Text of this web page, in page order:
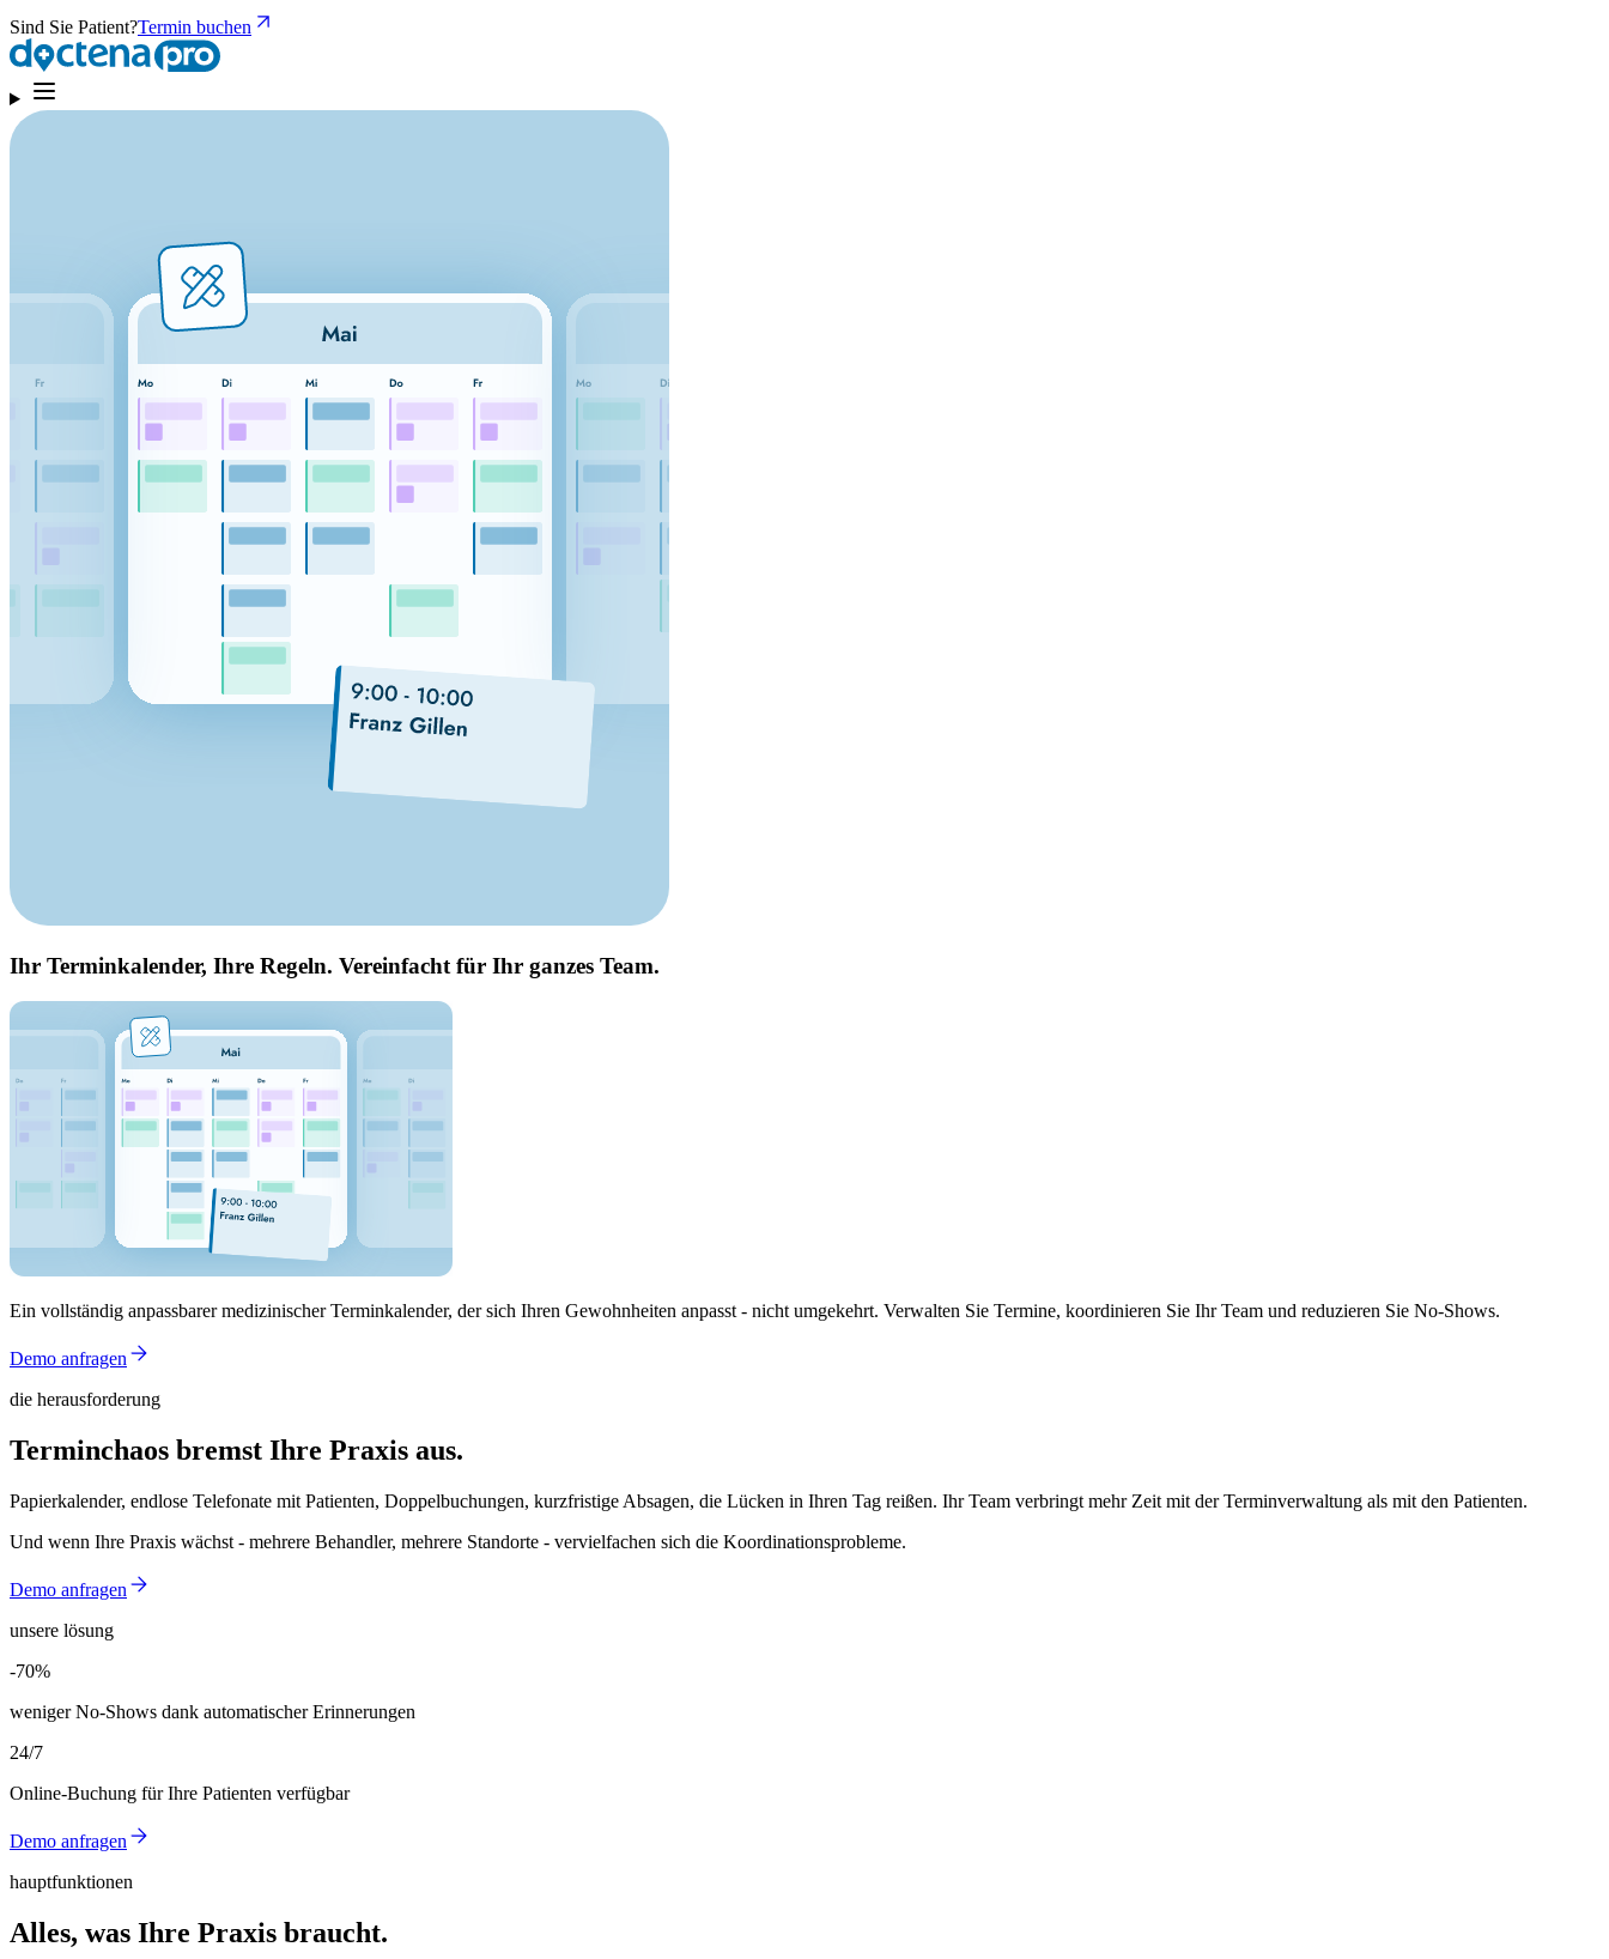
Sind Sie Patient?Termin buchen
Ihr Terminkalender, Ihre Regeln. Vereinfacht für Ihr ganzes Team.
Ein vollständig anpassbarer medizinischer Terminkalender, der sich Ihren Gewohnheiten anpasst - nicht umgekehrt. Verwalten Sie Termine, koordinieren Sie Ihr Team und reduzieren Sie No-Shows.
Demo anfragen
die herausforderung
Terminchaos bremst Ihre Praxis aus.
Papierkalender, endlose Telefonate mit Patienten, Doppelbuchungen, kurzfristige Absagen, die Lücken in Ihren Tag reißen. Ihr Team verbringt mehr Zeit mit der Terminverwaltung als mit den Patienten.
Und wenn Ihre Praxis wächst - mehrere Behandler, mehrere Standorte - vervielfachen sich die Koordinationsprobleme.
Demo anfragen
unsere lösung
-70%
-70%
weniger No-Shows dank automatischer Erinnerungen
24/7
Online-Buchung für Ihre Patienten verfügbar
Demo anfragen
hauptfunktionen
Alles, was Ihre Praxis braucht.